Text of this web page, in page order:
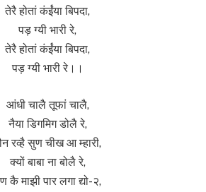
तेरै होतां कंईंया बिपदा,
पड़ ग्यी भारी रे,
तेरै होतां कंईंया बिपदा,
पड़ ग्यी भारी रे।।
आंधी चालै तूफां चालै,
नैया डिगमिग डोलै रे,
रव्है सुण चीख आ म्हारी,
क्यों बाबा ना बोलै रे,
कै माझी पार लगा द्यो-२,